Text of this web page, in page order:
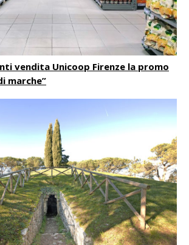
vendita Unicoop Firenze la promo
marche”